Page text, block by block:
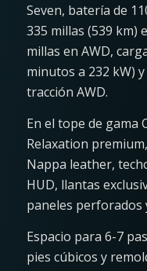
Seven, batería de
335 millas (539 km)
millas en AWD,
minutos a 232 kW)
tracción AWD.
En el tope de gama
Relaxation
Nappa leather,
HUD, llantas
paneles perforados
Espacio para 6-7
pies cúbicos y